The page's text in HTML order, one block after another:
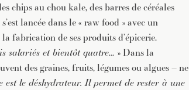
chips au chou kale, des barres de céréales
lancée dans le « raw food » avec un
fabrication de ses produits d’épicerie.
salariés et bientôt quatre… » Dans la
des graines, fruits, légumes ou algues – ne
est le déshydrateur. Il permet de rester à une